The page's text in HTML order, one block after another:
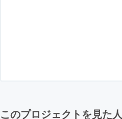
このプロジェクトを見た